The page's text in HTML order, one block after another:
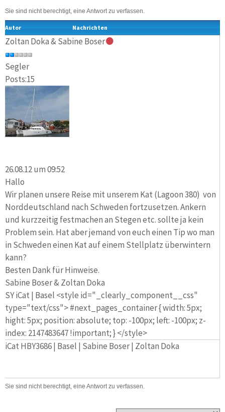
Sie sind nicht berechtigt, eine Antwort zu verfassen.
Autor Nachrichten
Zoltan Doka & Sabine Boser
Segler
Posts:15
26.08.12 um 09:52
Hallo
Wir planen unsere Reise mit unserem Kat (Lagoon 380) von
Norddeutschland nach Schweden fortzusetzen. Ankern
und kurzzeitig festmachen an Stegen etc. sollte ja kein
Problem sein. Hat aber jemand von euch einen Tip wo man
in Schweden einen Kat auf einem Stellplatz überwintern
kann?
Besten Dank für Hinweise.
Sabine Boser & Zoltan Doka
SY iCat | Basel <style id="_clearly_component__css"
type="text/css"> #next_pages_container { width: 5px;
hight: 5px; position: absolute; top: -100px; left: -100px; z-
index: 2147483647 !important; } </style>
iCat HBY3686 | Basel | Sabine Boser | Zoltan Doka
Sie sind nicht berechtigt, eine Antwort zu verfassen.